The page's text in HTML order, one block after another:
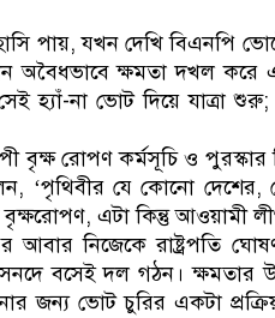
পায়, যখন দেখি বিএনপি
অবৈধভাবে ক্ষমতা দখল করে
হ্যাঁ-না ভোট দিয়ে যাত্রা
বৃক্ষ রোপণ কর্মসূচি ও পুরস্কার
‘পৃথিবীর যে কোনো
বৃক্ষরোপণ, এটা কিন্তু আওয়ামী
আবার নিজেকে রাষ্ট্রপতি
বসেই দল গঠন। ক্ষমতার
জন্য ভোট চুরির একটা